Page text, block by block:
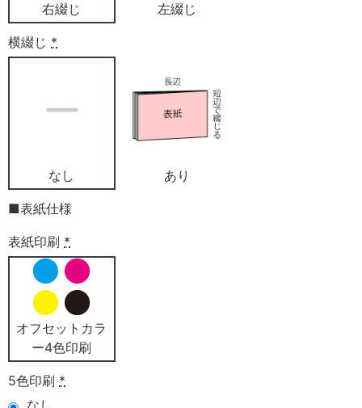
右綴じ 左綴じ
横綴じ *
なし あり
■表紙仕様
表紙印刷 *
オフセットカラ
ー4色印刷
5色印刷 *